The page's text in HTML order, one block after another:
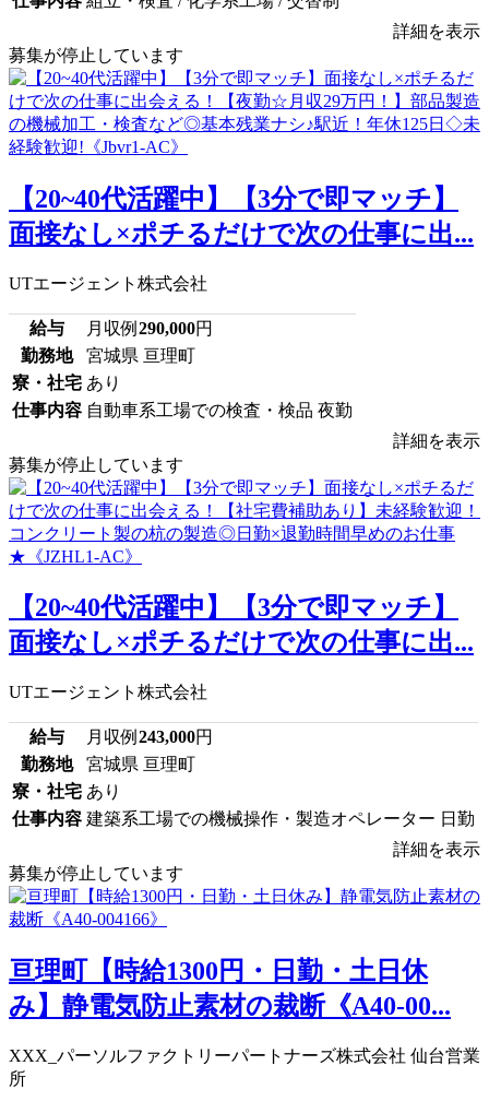
詳細を表示
募集が停止しています
【20~40代活躍中】【3分で即マッチ】
面接なし×ポチるだけで次の仕事に出...
UTエージェント株式会社
給与 月収例 290,000円
勤務地
宮城県 亘理町
寮・社宅 あり
仕事内容 自動車系工場での検査・検品 夜勤
詳細を表示
募集が停止しています
【20~40代活躍中】【3分で即マッチ】
面接なし×ポチるだけで次の仕事に出...
UTエージェント株式会社
給与 月収例 243,000円
勤務地
宮城県 亘理町
寮・社宅 あり
仕事内容 建築系工場での機械操作・製造オペレーター 日勤
詳細を表示
募集が停止しています
亘理町【時給1300円・日勤・土日休
み】静電気防止素材の裁断《A40-00...
XXX_パーソルファクトリーパートナーズ株式会社 仙台営業
所